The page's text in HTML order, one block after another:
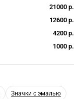
21000 р.
12600 р.
4200 р.
1000 р.
Значки с эмалью